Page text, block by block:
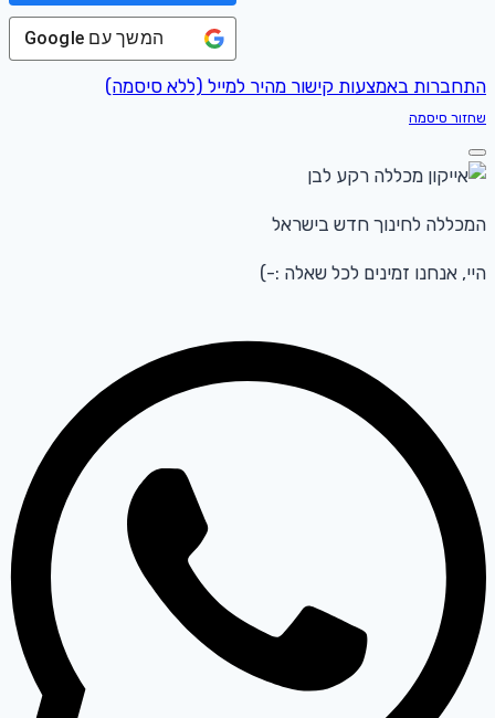
המשך עם Google
התחברות באמצעות קישור מהיר למייל (ללא סיסמה)
שחזור סיסמה
המכללה לחינוך חדש בישראל
היי, אנחנו זמינים לכל שאלה :-)